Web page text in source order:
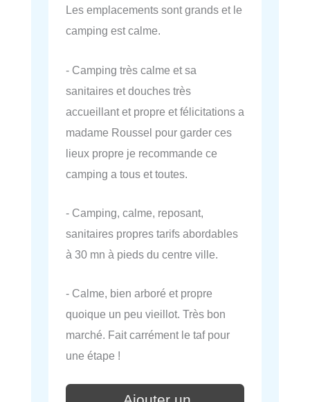
Les emplacements sont grands et le
camping est calme.
- Camping très calme et sa
sanitaires et douches très
accueillant et propre et félicitations a
madame Roussel pour garder ces
lieux propre je recommande ce
camping a tous et toutes.
- Camping, calme, reposant,
sanitaires propres tarifs abordables
à 30 mn à pieds du centre ville.
- Calme, bien arboré et propre
quoique un peu vieillot. Très bon
marché. Fait carrément le taf pour
une étape !